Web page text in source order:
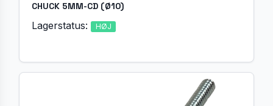
CHUCK 5MM-CD (Ø10)
Lagerstatus: HØJ